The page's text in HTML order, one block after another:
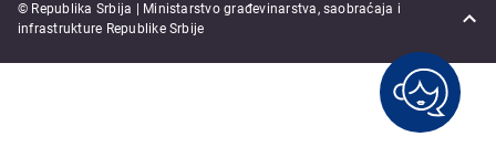
© Republika Srbija | Ministarstvo građevinarstva, saobraćaja i
infrastrukture Republike Srbije